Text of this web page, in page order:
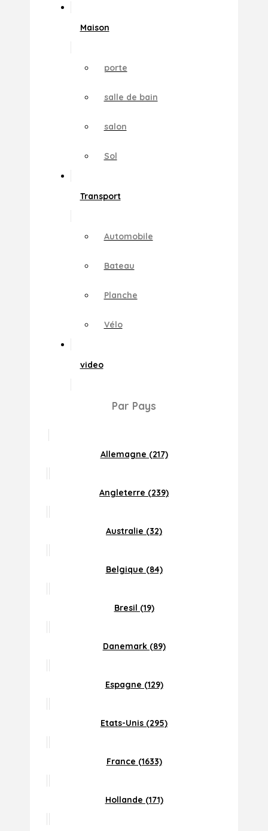
Maison
porte
salle de bain
salon
Sol
Transport
Automobile
Bateau
Planche
Vélo
video
Par Pays
Allemagne (217)
Angleterre (239)
Australie (32)
Belgique (84)
Bresil (19)
Danemark (89)
Espagne (129)
Etats-Unis (295)
France (1633)
Hollande (171)